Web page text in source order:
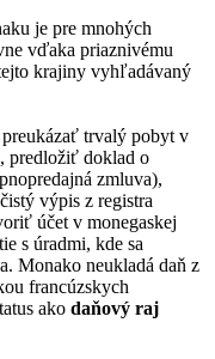
je pre mnohých
vďaka priaznivému
krajiny vyhľadávaný
preukázať trvalý pobyt v
predložiť doklad o
zmluva),
výpis z registra
účet v monegaskej
s úradmi, kde sa
Monako neukladá daň z
francúzskych
ako daňový raj